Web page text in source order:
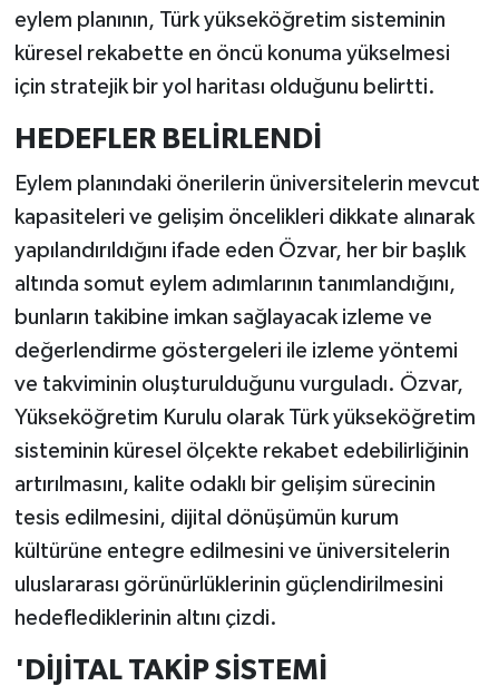
eylem planının, Türk yükseköğretim sisteminin
küresel rekabette en öncü konuma yükselmesi
için stratejik bir yol haritası olduğunu belirtti.
HEDEFLER BELİRLENDİ
Eylem planındaki önerilerin üniversitelerin mevcut
kapasiteleri ve gelişim öncelikleri dikkate alınarak
yapılandırıldığını ifade eden Özvar, her bir başlık
altında somut eylem adımlarının tanımlandığını,
bunların takibine imkan sağlayacak izleme ve
değerlendirme göstergeleri ile izleme yöntemi
ve takviminin oluşturulduğunu vurguladı. Özvar,
Yükseköğretim Kurulu olarak Türk yükseköğretim
sisteminin küresel ölçekte rekabet edebilirliğinin
artırılmasını, kalite odaklı bir gelişim sürecinin
tesis edilmesini, dijital dönüşümün kurum
kültürüne entegre edilmesini ve üniversitelerin
uluslararası görünürlüklerinin güçlendirilmesini
hedeflediklerinin altını çizdi.
'DİJİTAL TAKİP SİSTEMİ